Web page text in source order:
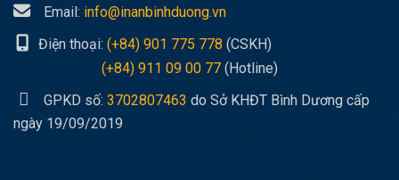
Email: info@inanbinhduong.vn
Điện thoại: (+84) 901 775 778 (CSKH)
(+84) 911 09 00 77 (Hotline)
GPKD số: 3702807463 do Sở KHĐT Bình Dương cấp
ngày 19/09/2019